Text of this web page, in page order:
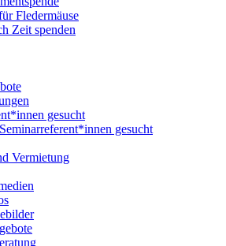
Fledermäuse
Zeit spenden
gesucht
gesucht
Vermietung